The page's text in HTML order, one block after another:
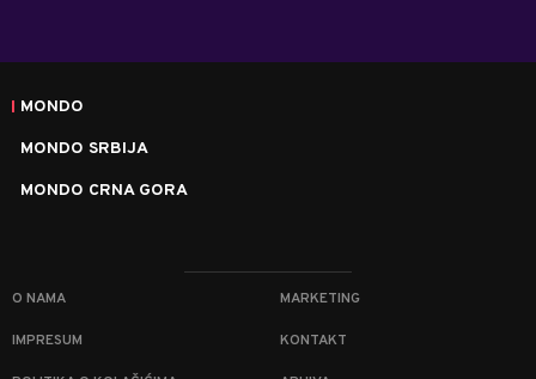
MONDO
MONDO SRBIJA
MONDO CRNA GORA
O NAMA MARKETING
IMPRESUM KONTAKT